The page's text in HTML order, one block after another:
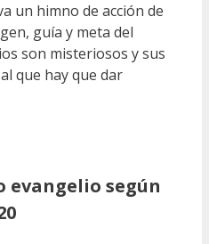
un himno de acción de
guía y meta del
son misteriosos y sus
que hay que dar
evangelio según